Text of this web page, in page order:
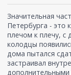
Значительная
Петербурга - это
плечом к плечу,
колодцы
дома пытался
застраивал
дополнительными